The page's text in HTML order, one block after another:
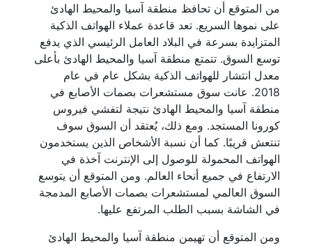
من المتوقع أن تحافظ منطقة آسيا والمحيط الهادئ
على نموها السريع. تعد قاعدة عملاء الهواتف الذكية
المتزايدة بسرعة في البلاد العامل الرئيسي الذي يدفع
توسع السوق. تتمتع منطقة آسيا والمحيط الهادئ بأعلى
معدل انتشار للهواتف الذكية بشكل عام في عام
2018. عانت سوق مستشعرات بصمات الأصابع في
منطقة آسيا والمحيط الهادئ نتيجة لتفشي فيروس
كورونا المستجد. ومع ذلك، يُعتقد أن السوق سوف
تنتعش قريبًا. كما أن نسبة الأشخاص الذين يستخدمون
الهواتف المحمولة للوصول إلى الإنترنت آخذة في
الارتفاع في جميع أنحاء العالم. ومن المتوقع أن يتوسع
السوق العالمي لمستشعرات بصمات الأصابع المدمجة
في الشاشة بسبب الطلب المرتفع عليها.
ومن المتوقع أن تهيمن منطقة آسيا والمحيط الهادئ